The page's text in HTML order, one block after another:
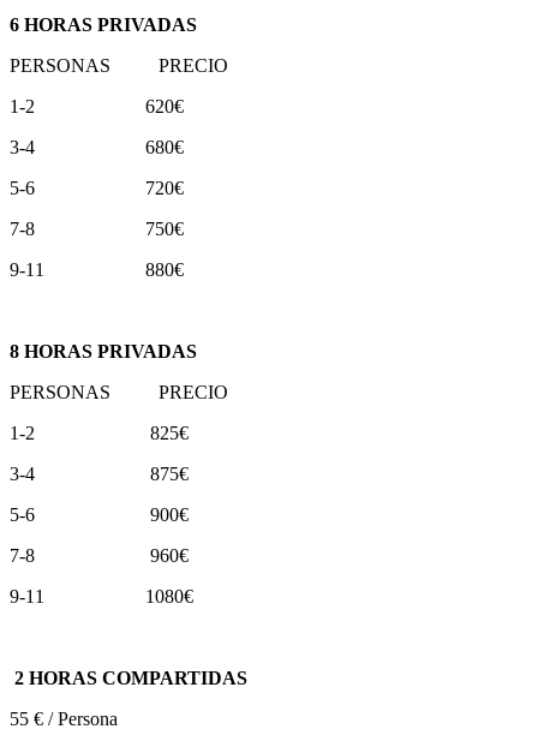
6 HORAS PRIVADAS
PERSONAS PRECIO
1-2 620€
3-4 680€
5-6 720€
7-8 750€
9-11 880€
8 HORAS PRIVADAS
PERSONAS PRECIO
1-2 825€
3-4 875€
5-6 900€
7-8 960€
9-11 1080€
2 HORAS COMPARTIDAS
55 € / Persona